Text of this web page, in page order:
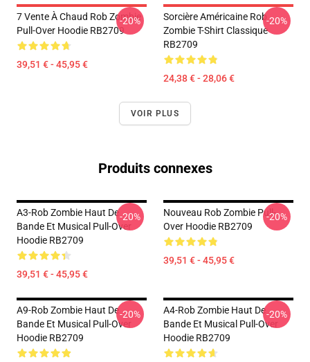
7 Vente À Chaud Rob Zombie
Pull-Over Hoodie RB2709
39,51 € - 45,95 €
-20%
Sorcière Américaine Rob
Zombie T-Shirt Classique
RB2709
24,38 € - 28,06 €
-20%
VOIR PLUS
Produits connexes
A3-Rob Zombie Haut De
Bande Et Musical Pull-Over
Hoodie RB2709
39,51 € - 45,95 €
-20%
Nouveau Rob Zombie Pull-
Over Hoodie RB2709
39,51 € - 45,95 €
-20%
A9-Rob Zombie Haut De
Bande Et Musical Pull-Over
Hoodie RB2709
-20%
A4-Rob Zombie Haut De
Bande Et Musical Pull-Over
Hoodie RB2709
-20%